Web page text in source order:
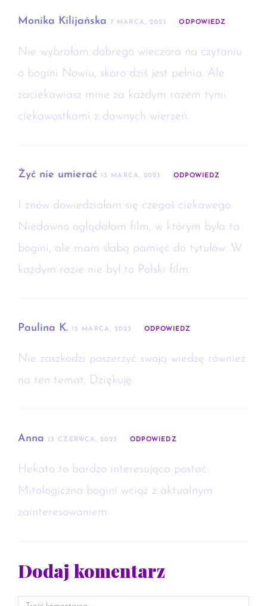
Monika Kilijańska 7 MARCA, 2023 ODPOWIEDZ
Nie wybrałam dobrego wieczora na czytaniu
o bogini Nowiu, skoro dziś jest pełnia. Ale
zaciekawiasz mnie za każdym razem tymi
ciekawostkami z dawnych wierzeń.
Żyć nie umierać 13 MARCA, 2023 ODPOWIEDZ
I znów dowiedziałam się czegoś ciekawego.
Niedawno oglądałam film, w którym była ta
bogini, ale mam słabą pamięć do tytułów. W
każdym razie nie był to Polski film.
Paulina K. 15 MARCA, 2023 ODPOWIEDZ
Nie zaszkodzi poszerzyć swoją wiedzę również
na ten temat. Dziękuję.
Anna 13 CZERWCA, 2023 ODPOWIEDZ
Hekato to bardzo interesująca postać.
Mitologiczna bogini wciąż z aktualnym
zainteresowaniem.
Dodaj komentarz